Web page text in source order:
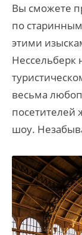
Вы сможете
по
этими
Нессельберк
весьма
посетителей
шоу.